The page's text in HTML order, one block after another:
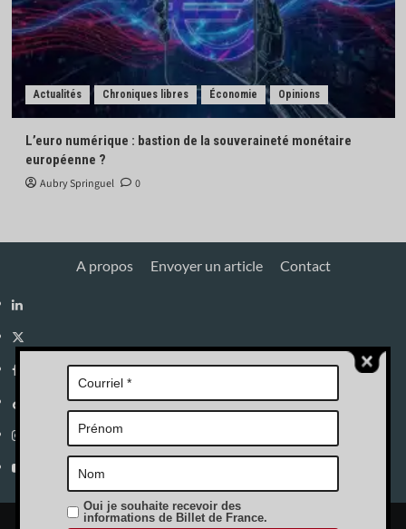
Actualités Chroniques libres Économie Opinions
L’euro numérique : bastion de la souveraineté monétaire
européenne ?
Aubry Springuel 0
A propos Envoyer un article Contact
Linkedin
X
Facebook
Tik
Tok
Instagram
YouTube
Oui je souhaite recevoir des
informations de Billet de France.